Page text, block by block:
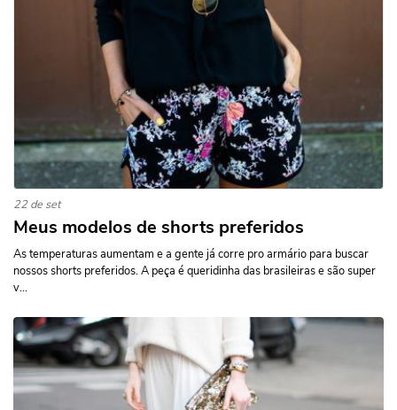
22 de set
Meus modelos de shorts preferidos
As temperaturas aumentam e a gente já corre pro armário para buscar
nossos shorts preferidos. A peça é queridinha das brasileiras e são super
v...